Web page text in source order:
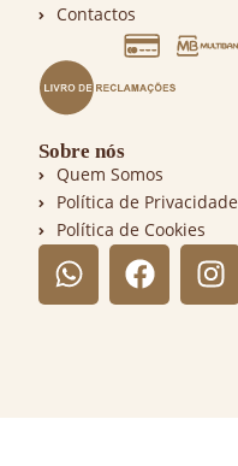
Contactos
Sobre nós
Quem Somos
Política de Privacidade
Política de Cookies